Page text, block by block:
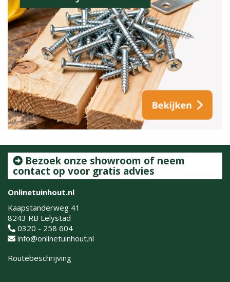
Bezoek onze showroom of neem
contact op voor gratis advies
Onlinetuinhout.nl
Kaapstanderweg 41
8243 RB Lelystad
0320 - 258 604
info@onlinetuinhout.nl
Routebeschrijving